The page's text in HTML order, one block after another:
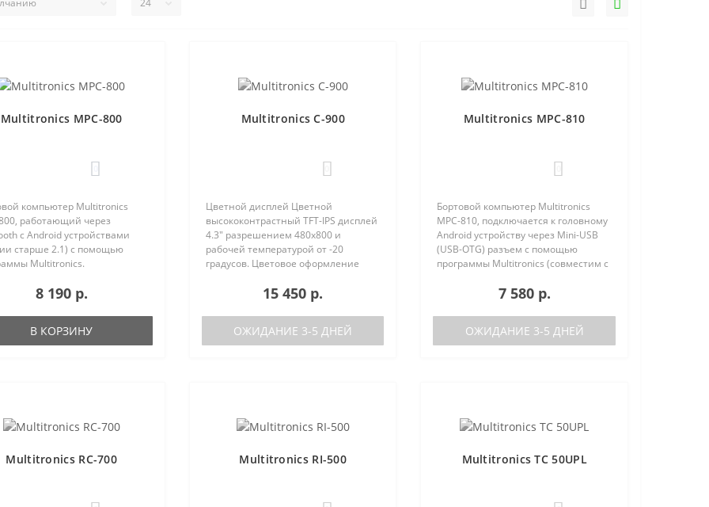
Multitronics MPC-800
компьютер Multitronics
работающий через
с Android устройствами
старше 2.1) с помощью
Multitronics.
с диагностическими
Автономная работа..
8 190 р.
В КОРЗИНУ
Multitronics C-900
Цветной дисплей Цветной
высококонтрастный TFT-IPS дисплей
4.3" разрешением 480х800 и
рабочей температурой от -20
градусов. Цветовое оформление
пользователем индивидуально (по
предустановленные ц..
15 450 р.
ОЖИДАНИЕ 3-5 ДНЕЙ
Multitronics MPC-810
Бортовой компьютер Multitronics
MPC-810, подключается к головному
Android устройству через Mini-USB
(USB-OTG) разъем с помощью
программы Multitronics (совместим с
Multitronics MPC-810 по сравнению с
7 580 р.
ОЖИДАНИЕ 3-5 ДНЕЙ
Multitronics RC-700 Multitronics RI-500 Multitronics TC 50UPL